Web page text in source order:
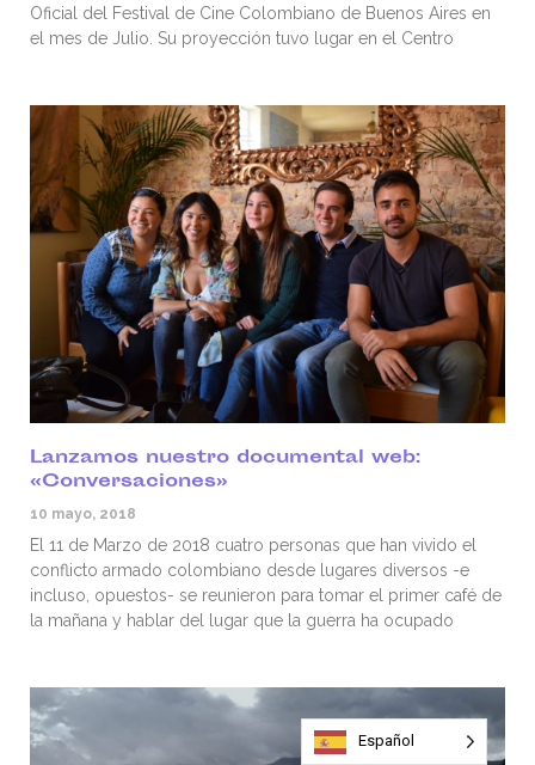
Oficial del Festival de Cine Colombiano de Buenos Aires en
el mes de Julio. Su proyección tuvo lugar en el Centro
Lanzamos nuestro documental web:
«Conversaciones»
10 mayo, 2018
El 11 de Marzo de 2018 cuatro personas que han vivido el
conflicto armado colombiano desde lugares diversos -e
incluso, opuestos- se reunieron para tomar el primer café de
la mañana y hablar del lugar que la guerra ha ocupado
Español